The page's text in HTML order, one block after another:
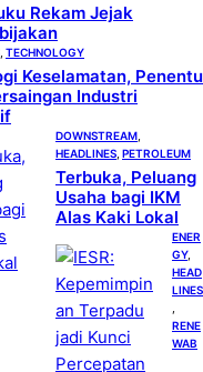
Rekam Jejak
TECHNOLOGY
Keselamatan, Penentu
Industri
DOWNSTREAM
HEADLINES PETROLEUM
Terbuka, Peluang
Usaha bagi IKM
Alas Kaki Lokal
ENER
GY
HEAD
LINES
RENE
WAB